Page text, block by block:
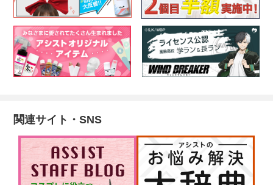
関連サイト・SNS